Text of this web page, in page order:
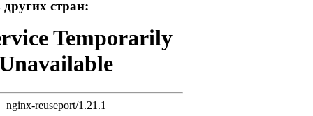
стран:
Temporarily
nginx-reuseport/1.21.1